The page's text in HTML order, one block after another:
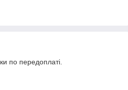
по передоплаті.